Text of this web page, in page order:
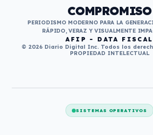
COMPROMISO
PERIODISMO MODERNO PARA LA
RÁPIDO, VERAZ Y VISUALMENTE
AFIP - DATA FISCAL
© 2026 Diario Digital Inc. Todos los
PROPIEDAD INTELECTUAL
SISTEMAS OPERATIVOS